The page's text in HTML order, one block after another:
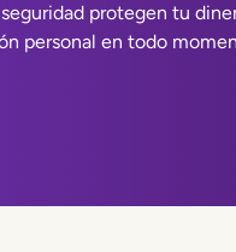
protegen tu
personal en todo